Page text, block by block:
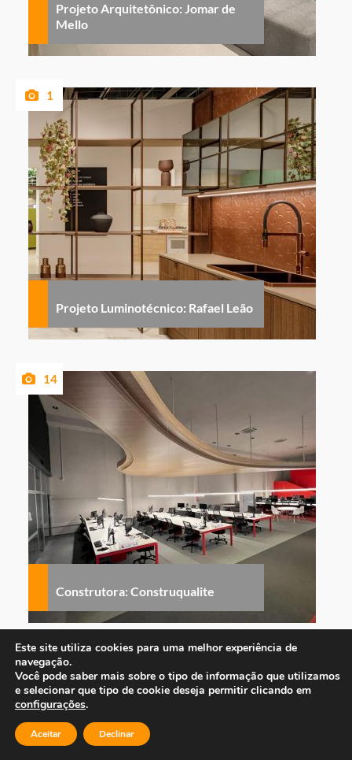
Projeto Arquitetônico: Jomar de
Mello
1
Projeto Luminotécnico: Rafael Leão
14
Construtora: Construqualite
3
Este site utiliza cookies para uma melhor experiência de
navegação.
Você pode saber mais sobre o tipo de informação que utilizamos
e selecionar que tipo de cookie deseja permitir clicando em
configurações.
Aceitar Declinar